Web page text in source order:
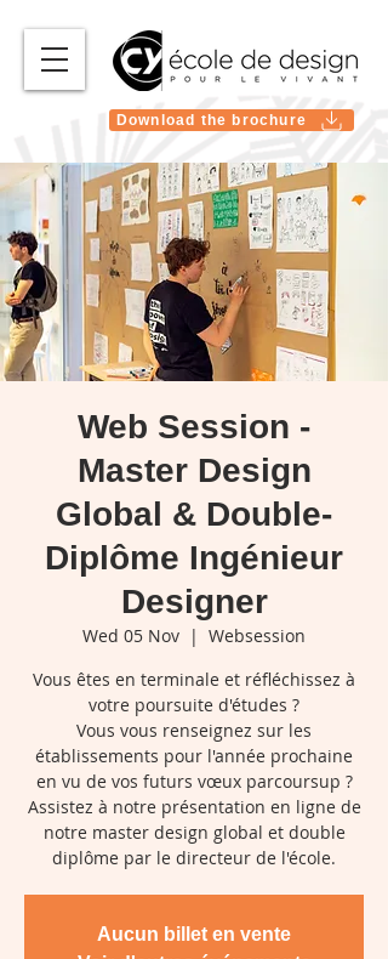
Download the brochure
Web Session -
Master Design
Global & Double-
Diplôme Ingénieur
Designer
Wed 05 Nov
  |
Websession
Vous êtes en terminale et réfléchissez à
votre poursuite d'études ?
Vous vous renseignez sur les
établissements pour l'année prochaine
en vu de vos futurs vœux parcoursup ?
Assistez à notre présentation en ligne de
notre master design global et double
diplôme par le directeur de l'école.
Aucun billet en vente